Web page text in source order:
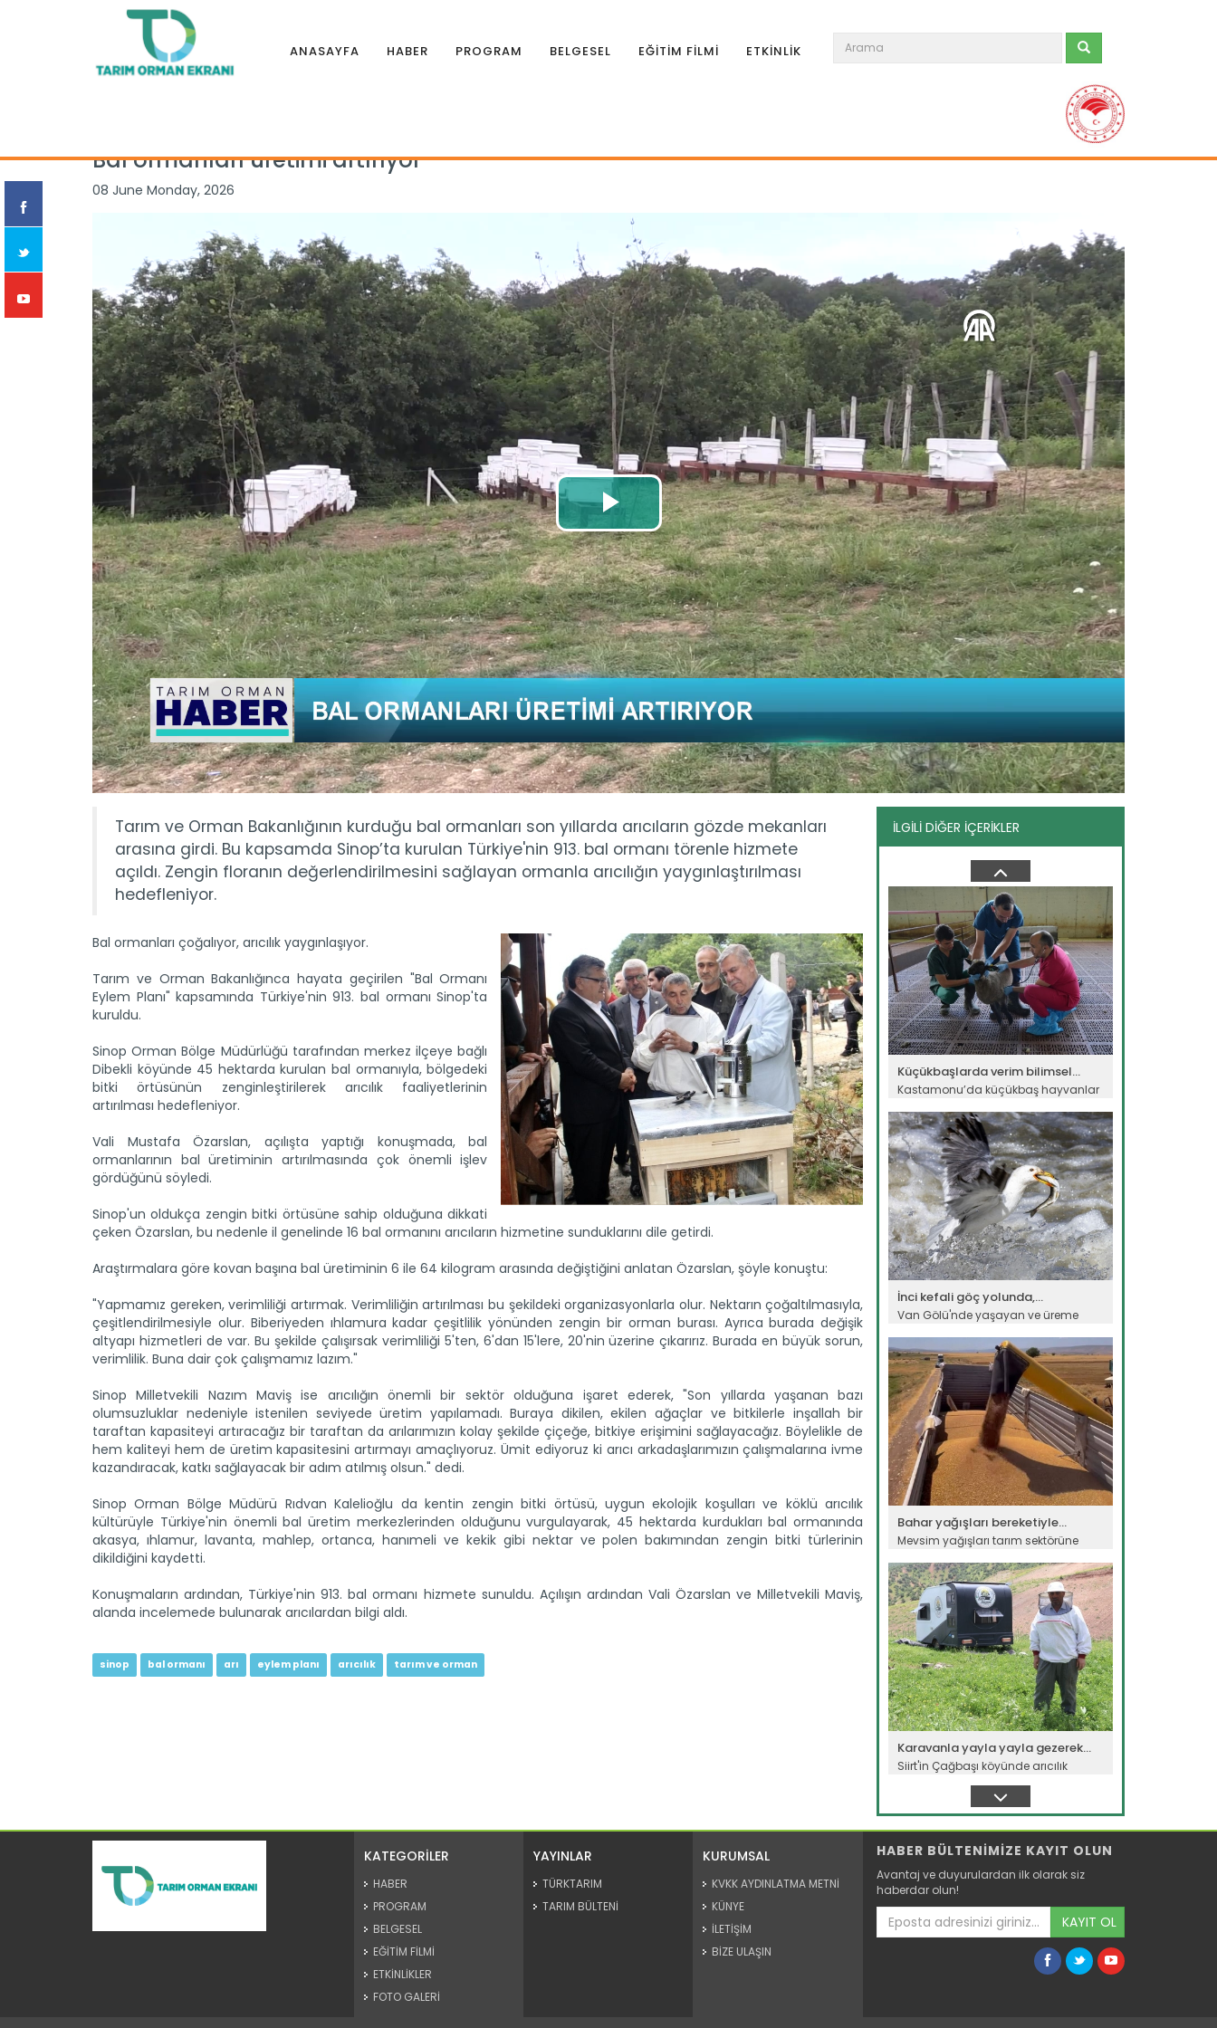
ANASAYFA HABER PROGRAM BELGESEL EĞİTİM FİLMİ ETKİNLİK
Bal ormanları üretimi artırıyor
08 June Monday, 2026
Tarım ve Orman Bakanlığının kurduğu bal ormanları son yıllarda arıcıların gözde mekanları
arasına girdi. Bu kapsamda Sinop’ta kurulan Türkiye'nin 913. bal ormanı törenle hizmete
açıldı. Zengin floranın değerlendirilmesini sağlayan ormanla arıcılığın yaygınlaştırılması
hedefleniyor.
Bal ormanları çoğalıyor, arıcılık yaygınlaşıyor.
Tarım ve Orman Bakanlığınca hayata geçirilen "Bal Ormanı
Eylem Planı" kapsamında Türkiye'nin 913. bal ormanı Sinop'ta
kuruldu.
Sinop Orman Bölge Müdürlüğü tarafından merkez ilçeye bağlı
Dibekli köyünde 45 hektarda kurulan bal ormanıyla, bölgedeki
bitki örtüsünün zenginleştirilerek arıcılık faaliyetlerinin
artırılması hedefleniyor.
Vali Mustafa Özarslan, açılışta yaptığı konuşmada, bal
ormanlarının bal üretiminin artırılmasında çok önemli işlev
gördüğünü söyledi.
Sinop'un oldukça zengin bitki örtüsüne sahip olduğuna dikkati
çeken Özarslan, bu nedenle il genelinde 16 bal ormanını arıcıların hizmetine sunduklarını dile getirdi.
Araştırmalara göre kovan başına bal üretiminin 6 ile 64 kilogram arasında değiştiğini anlatan Özarslan, şöyle konuştu:
"Yapmamız gereken, verimliliği artırmak. Verimliliğin artırılması bu şekildeki organizasyonlarla olur. Nektarın çoğaltılmasıyla,
çeşitlendirilmesiyle olur. Biberiyeden ıhlamura kadar çeşitlilik yönünden zengin bir orman burası. Ayrıca burada değişik
altyapı hizmetleri de var. Bu şekilde çalışırsak verimliliği 5'ten, 6'dan 15'lere, 20'nin üzerine çıkarırız. Burada en büyük sorun,
verimlilik. Buna dair çok çalışmamız lazım."
Sinop Milletvekili Nazım Maviş ise arıcılığın önemli bir sektör olduğuna işaret ederek, "Son yıllarda yaşanan bazı
olumsuzluklar nedeniyle istenilen seviyede üretim yapılamadı. Buraya dikilen, ekilen ağaçlar ve bitkilerle inşallah bir
taraftan kapasiteyi artıracağız bir taraftan da arılarımızın kolay şekilde çiçeğe, bitkiye erişimini sağlayacağız. Böylelikle de
hem kaliteyi hem de üretim kapasitesini artırmayı amaçlıyoruz. Ümit ediyoruz ki arıcı arkadaşlarımızın çalışmalarına ivme
kazandıracak, katkı sağlayacak bir adım atılmış olsun." dedi.
Sinop Orman Bölge Müdürü Rıdvan Kalelioğlu da kentin zengin bitki örtüsü, uygun ekolojik koşulları ve köklü arıcılık
kültürüyle Türkiye'nin önemli bal üretim merkezlerinden olduğunu vurgulayarak, 45 hektarda kurdukları bal ormanında
akasya, ıhlamur, lavanta, mahlep, ortanca, hanımeli ve kekik gibi nektar ve polen bakımından zengin bitki türlerinin
dikildiğini kaydetti.
Konuşmaların ardından, Türkiye'nin 913. bal ormanı hizmete sunuldu. Açılışın ardından Vali Özarslan ve Milletvekili Maviş,
alanda incelemede bulunarak arıcılardan bilgi aldı.
sinop bal ormanı arı eylem planı arıcılık tarım ve orman
İLGİLİ DİĞER İÇERİKLER
Çiçekler açtı ama kış bitmedi
Dört mevsimin aynı anda yaşandığı
ülkemizde Amasya'da çiçek açan...
Devamını Oku ->
Buzağı sağlığını koruyan...
Tarım ve Orman Bakanlığı
hayvancılıkta eğitim seferberliğini...
Devamını Oku ->
Adana şalgamı lezzetini AB'den...
Tarım ve Orman Bakanı İbrahim
Yumaklı, Adana şalgamının Avrupa...
Küçükbaşlarda verim bilimsel...
Kastamonu’da küçükbaş hayvanlar
Devamını Oku ->
İnci kefali göç yolunda,...
Van Gölü'nde yaşayan ve üreme
Devamını Oku ->
Bahar yağışları bereketiyle...
Mevsim yağışları tarım sektörüne
Devamını Oku ->
Karavanla yayla yayla gezerek...
Siirt'in Çağbaşı köyünde arıcılık
"Devletimiz tüm imkanlarıyla...
KATEGORİLER
HABER
PROGRAM
BELGESEL
EĞİTİM FİLMİ
ETKİNLİKLER
FOTO GALERİ
YAYINLAR
TÜRKTARIM
TARIM BÜLTENİ
KURUMSAL
KVKK AYDINLATMA METNİ
KÜNYE
İLETİŞİM
BİZE ULAŞIN
HABER BÜLTENİMİZE KAYIT OLUN
Avantaj ve duyurulardan ilk olarak siz
haberdar olun!
KAYIT OL